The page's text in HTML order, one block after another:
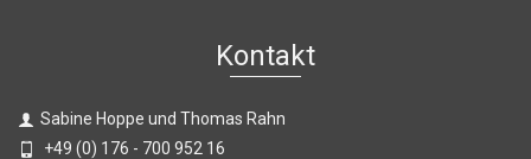
Kontakt
Sabine Hoppe und Thomas Rahn
+49 (0) 176 - 700 952 16